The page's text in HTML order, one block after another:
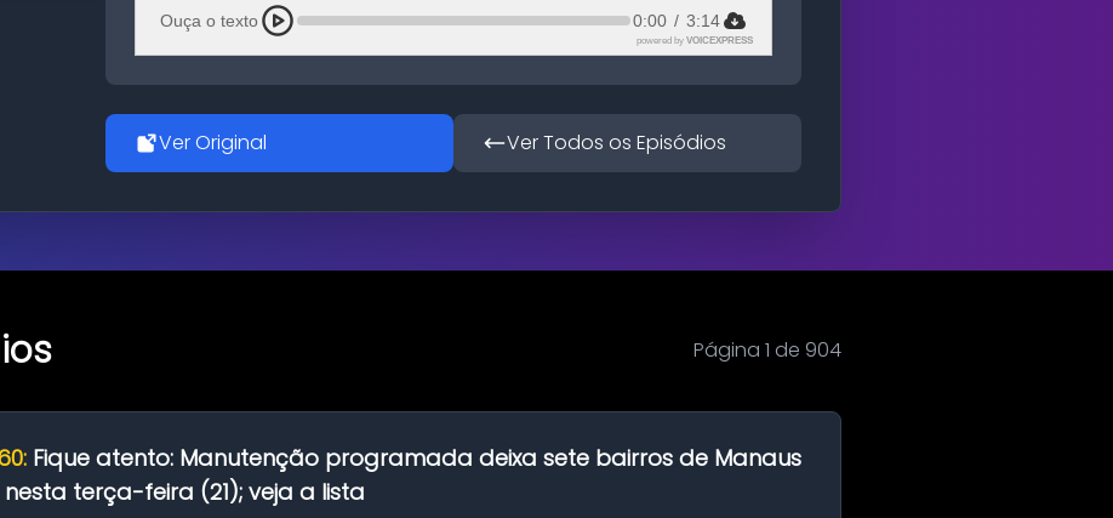
Ouça o texto 0:00 / 3:14
powered by VOICEXPRESS
Ver Original Ver Todos os Episódios
Página 1 de 904
Fique atento: Manutenção programada deixa sete bairros de Manaus
terça-feira (21); veja a lista